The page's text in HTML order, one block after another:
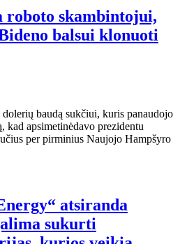
roboto skambintojui,
balsui klonuoti
baudą sukčiui, kuris panaudojo
kad apsimetinėdavo prezidentu
per pirminius Naujojo Hampšyro
atsiranda
sukurti